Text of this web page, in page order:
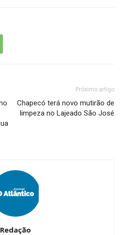
Próximo artigo
Chapecó terá novo mutirão de
limpeza no Lajeado São José
Redação